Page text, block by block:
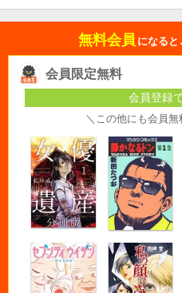
無料会員 になると
会員限定無料
会員登録
＼この他にも会員